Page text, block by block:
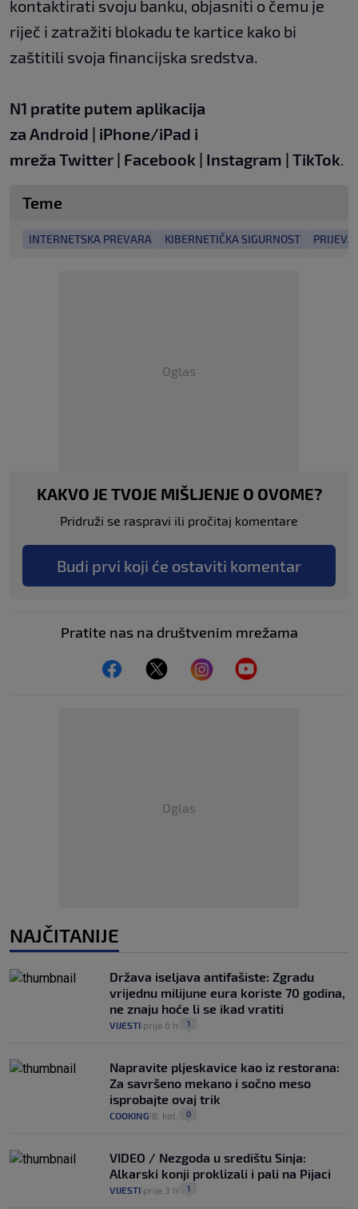
kontaktirati svoju banku, objasniti o čemu je
riječ i zatražiti blokadu te kartice kako bi
zaštitili svoja financijska sredstva.
N1 pratite putem aplikacija
za Android | iPhone/iPad i
mreža Twitter | Facebook | Instagram | TikTok.
Teme
INTERNETSKA PREVARA KIBERNETIČKA SIGURNOST
Oglas
KAKVO JE TVOJE MIŠLJENJE O OVOME?
Pridruži se raspravi ili pročitaj komentare
Budi prvi koji će ostaviti komentar
Pratite nas na društvenim mrežama
Oglas
NAJČITANIJE
Država iseljava antifašiste: Zgradu
vrijednu milijune eura koriste 70 godina,
ne znaju hoće li se ikad vratiti
VIJESTI prije 6 h 1
Napravite pljeskavice kao iz restorana:
Za savršeno mekano i sočno meso
isprobajte ovaj trik
COOKING 8. kol. 0
VIDEO / Nezgoda u središtu Sinja:
Alkarski konji proklizali i pali na Pijaci
VIJESTI prije 3 h 1